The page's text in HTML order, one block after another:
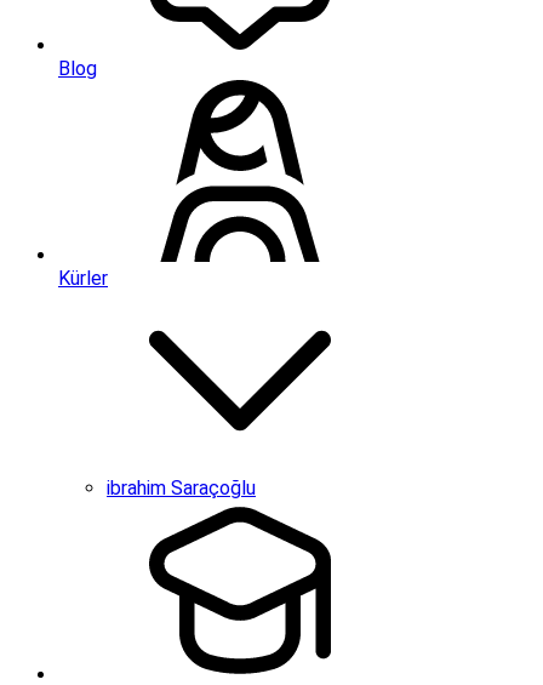
Blog
Kürler
ibrahim Saraçoğlu